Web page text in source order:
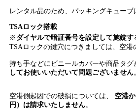
レンタル品のため、パッキングキューブ
TSAロック搭載
※ ダイヤルで暗証番号を設定して施錠す
TSAロックの鍵穴につきましては、空
持ち手などにビニールカバーや商品タ
してお使いいただいて問題ございません
空港側起因での破損については、 空港
円）は請求いたしません。